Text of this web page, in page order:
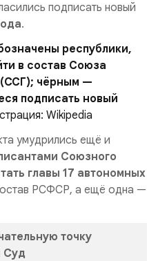
подписать новый
.
республики,
в состав Союза
(ССГ); чёрным —
подписать новый
Wikipedia
умудрились ещё и
Союзного
главы 17 автономных
РСФСР, а ещё одна —
точку
Суд